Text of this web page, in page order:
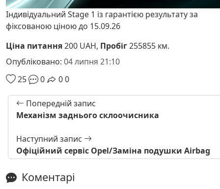
Індивідуальний Stage 1 із гарантією результату за
фіксованою ціною до 15.09.26
Ціна питання200 UAH, Пробіг255855 км.
Опубліковано: 04 липня 21:10
25
0 00
Попередній запис
Механізм заднього склоочисника
Наступний запис
Офіційний сервіс Opel/Заміна подушки Airbag
Коментарі